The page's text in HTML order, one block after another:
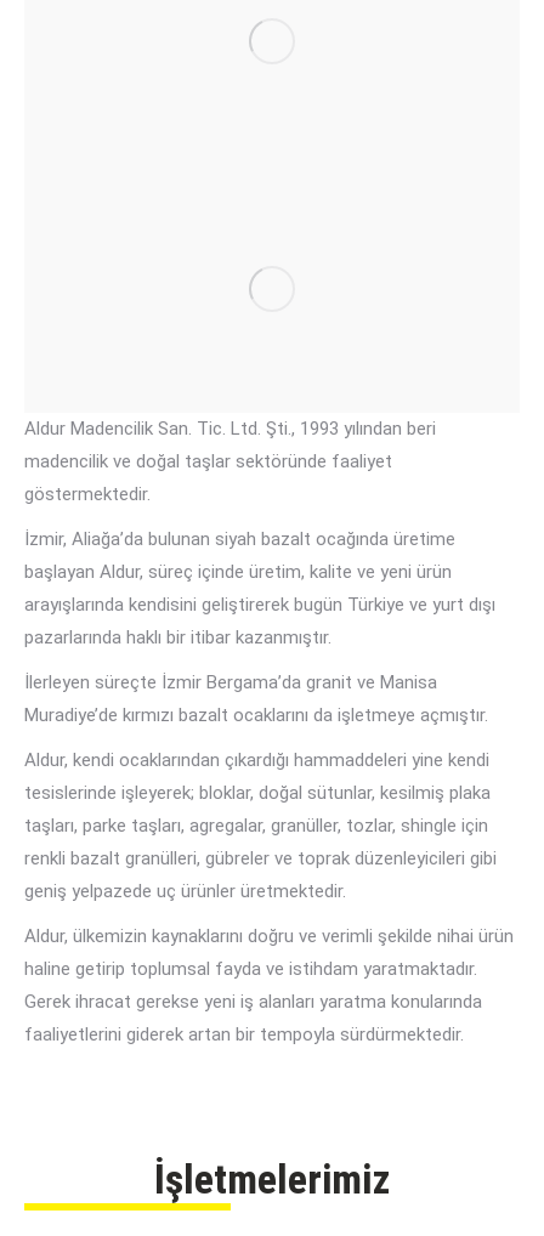
Aldur Madencilik San. Tic. Ltd. Şti., 1993 yılından beri
madencilik ve doğal taşlar sektöründe faaliyet
göstermektedir.
İzmir, Aliağa’da bulunan siyah bazalt ocağında üretime
başlayan Aldur, süreç içinde üretim, kalite ve yeni ürün
arayışlarında kendisini geliştirerek bugün Türkiye ve yurt dışı
pazarlarında haklı bir itibar kazanmıştır.
İlerleyen süreçte İzmir Bergama’da granit ve Manisa
Muradiye’de kırmızı bazalt ocaklarını da işletmeye açmıştır.
Aldur, kendi ocaklarından çıkardığı hammaddeleri yine kendi
tesislerinde işleyerek; bloklar, doğal sütunlar, kesilmiş plaka
taşları, parke taşları, agregalar, granüller, tozlar, shingle için
renkli bazalt granülleri, gübreler ve toprak düzenleyicileri gibi
geniş yelpazede uç ürünler üretmektedir.
Aldur, ülkemizin kaynaklarını doğru ve verimli şekilde nihai ürün
haline getirip toplumsal fayda ve istihdam yaratmaktadır.
Gerek ihracat gerekse yeni iş alanları yaratma konularında
faaliyetlerini giderek artan bir tempoyla sürdürmektedir.
İşletmelerimiz